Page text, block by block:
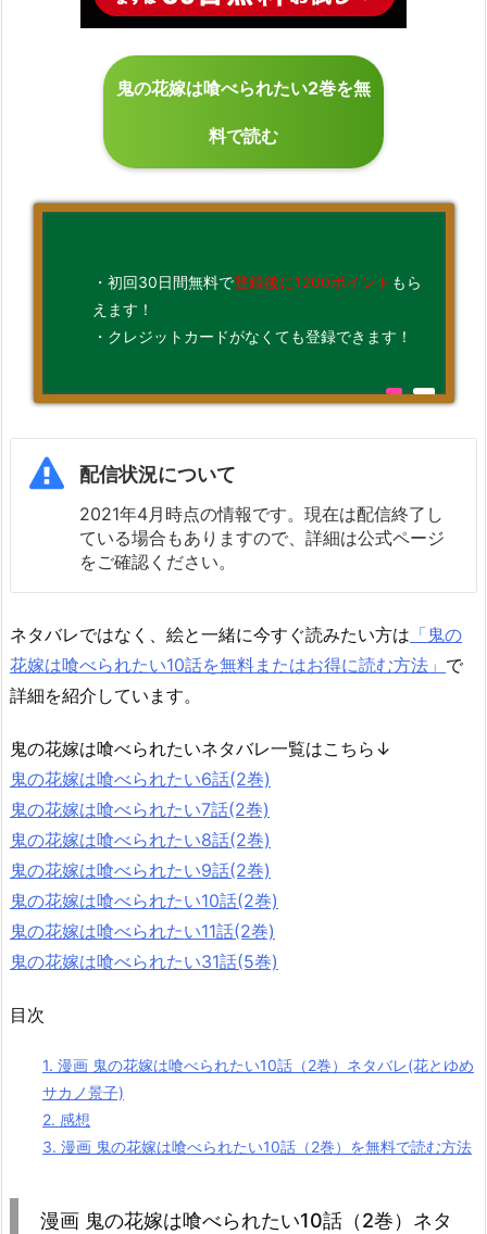
鬼の花嫁は喰べられたい2巻を無
料で読む
・初回30日間無料で登録後に1200ポイント もら
えます！
・クレジットカードがなくても登録できます！
配信状況について
2021年4月時点の情報です。現在は配信終了し
ている場合もありますので、詳細は公式ページ
をご確認ください。
ネタバレではなく、絵と一緒に今すぐ読みたい方は 「鬼の
花嫁は喰べられたい10話を無料またはお得に読む方法」 で
詳細を紹介しています。
鬼の花嫁は喰べられたいネタバレ一覧はこちら↓
鬼の花嫁は喰べられたい6話(2巻)
鬼の花嫁は喰べられたい7話(2巻)
鬼の花嫁は喰べられたい8話(2巻)
鬼の花嫁は喰べられたい9話(2巻)
鬼の花嫁は喰べられたい10話(2巻)
鬼の花嫁は喰べられたい11話(2巻)
鬼の花嫁は喰べられたい31話(5巻)
目次
1. 漫画 鬼の花嫁は喰べられたい10話（2巻）ネタバレ(花とゆめ
サカノ景子)
2. 感想
3. 漫画 鬼の花嫁は喰べられたい10話（2巻）を無料で読む方法
漫画 鬼の花嫁は喰べられたい10話（2巻）ネタ